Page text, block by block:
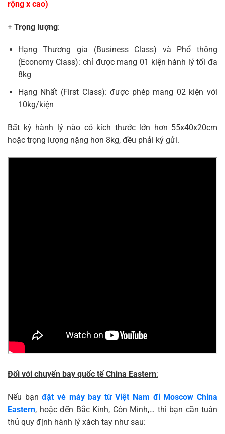
rộng x cao)
+ Trọng lượng:
Hạng Thương gia (Business Class) và Phổ thông
(Economy Class): chỉ được mang 01 kiện hành lý tối đa
8kg
Hạng Nhất (First Class): được phép mang 02 kiện với
10kg/kiện
Bất kỳ hành lý nào có kích thước lớn hơn 55x40x20cm
hoặc trọng lượng nặng hơn 8kg, đều phải ký gửi.
Đối với chuyến bay quốc tế China Eastern:
Nếu bạnđặt vé máy bay từ Việt Nam đi Moscow China
Eastern, hoặc đến Bắc Kinh, Côn Minh,… thì bạn cần tuân
thủ quy định hành lý xách tay như sau: